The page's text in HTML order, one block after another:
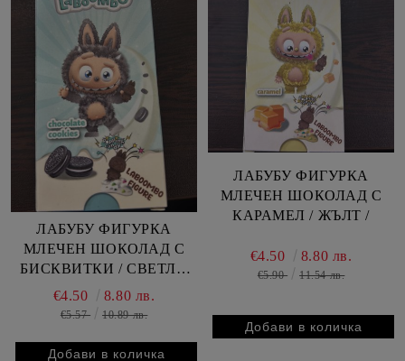
ЛАБУБУ ФИГУРКА
МЛЕЧЕН ШОКОЛАД С
БИСКВИТКИ / СВЕТЛО
СИН /
€4.50 8.80 лв.
€5.57 10.89 лв.
ЛАБУБУ ФИГУРКА
МЛЕЧЕН ШОКОЛАД С
КАРАМЕЛ / ЖЪЛТ /
€4.50 8.80 лв.
€5.90 11.54 лв.